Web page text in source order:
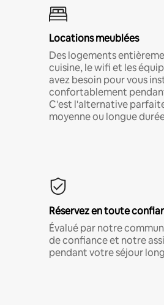
Locations meublées
Des logements
cuisine, le wifi et les
avez besoin pour vous
confortablement
C'est l'alternative
moyenne ou longue
Réservez en toute
Évalué par notre
de confiance et notre
pendant votre séjour